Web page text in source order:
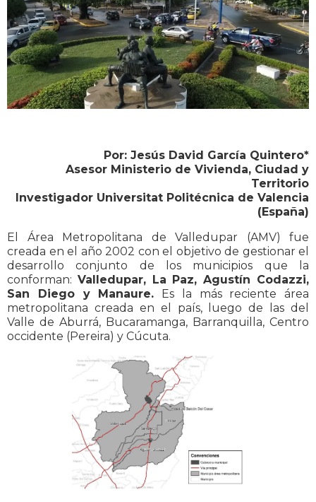
Por: Jesús David García Quintero*
Asesor Ministerio de Vivienda, Ciudad y
Territorio
Investigador Universitat Politécnica de Valencia
(España)
El Área Metropolitana de Valledupar (AMV) fue
creada en el año 2002 con el objetivo de gestionar el
desarrollo conjunto de los municipios que la
conforman: Valledupar, La Paz, Agustín Codazzi,
San Diego y Manaure. Es la más reciente área
metropolitana creada en el país, luego de las del
Valle de Aburrá, Bucaramanga, Barranquilla, Centro
occidente (Pereira) y Cúcuta.